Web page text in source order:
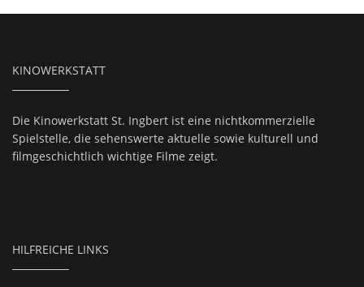
KINOWERKSTATT
Die Kinowerkstatt St. Ingbert ist eine nichtkommerzielle
Spielstelle, die sehenswerte aktuelle sowie kulturell und
filmgeschichtlich wichtige Filme zeigt.
HILFREICHE LINKS